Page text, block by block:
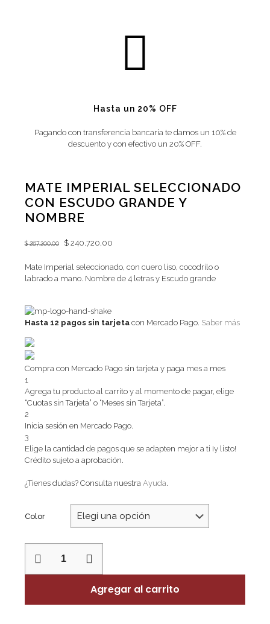
Hasta un 20% OFF
Pagando con transferencia bancaría te damos un 10% de
descuento y con efectivo un 20% OFF.
MATE IMPERIAL SELECCIONADO
CON ESCUDO GRANDE Y
NOMBRE
$287.200,00
Original
was:
$ 287.200,00.
$240.720,00
is:
$ 240.720,00.
Mate Imperial seleccionado, con cuero liso, cocodrilo o
labrado a mano. Nombre de 4 letras y Escudo grande
Hasta 12 pagos sin tarjetacon Mercado Pago. Saber más
Compra con Mercado Pago sin tarjeta y paga mes a mes
1
Agrega tu producto al carrito y al momento de pagar, elige
“Cuotas sin Tarjeta” o “Meses sin Tarjeta”.
2
Inicia sesión en Mercado Pago.
3
Elige la cantidad de pagos que se adapten mejor a ti ¡y listo!
Crédito sujeto a aprobación.
¿Tienes dudas? Consulta nuestra Ayuda.
Color
IMPERIAL
SELECCIONADO
GRANDE
Agregar al carrito